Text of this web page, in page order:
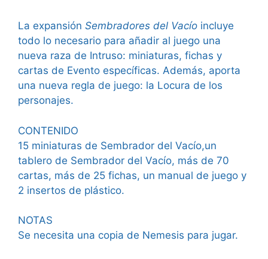
La expansión Sembradores del Vacío incluye
todo lo necesario para añadir al juego una
nueva raza de Intruso: miniaturas, fichas y
cartas de Evento específicas. Además, aporta
una nueva regla de juego: la Locura de los
personajes.
CONTENIDO
15 miniaturas de Sembrador del Vacío,un
tablero de Sembrador del Vacío, más de 70
cartas, más de 25 fichas, un manual de juego y
2 insertos de plástico.
NOTAS
Se necesita una copia de Nemesis para jugar.